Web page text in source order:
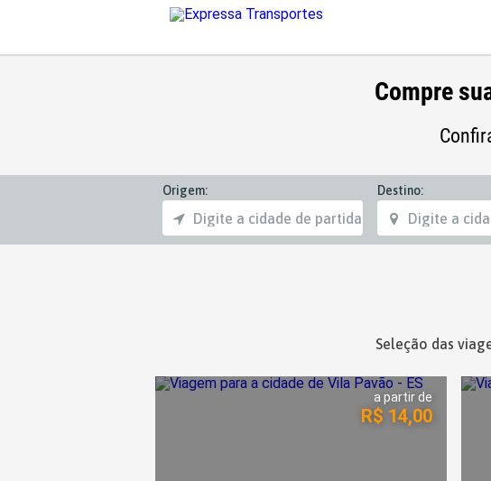
Compre
Origem: Destino:
Seleção das
a partir de
R$ 14,00